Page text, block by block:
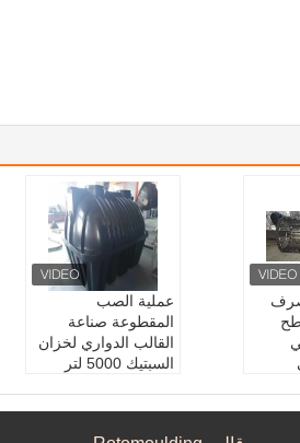
عملية الصب
المقطوعة صناعة
القالب الدواري لخزان
السبتيك 5000 لتر